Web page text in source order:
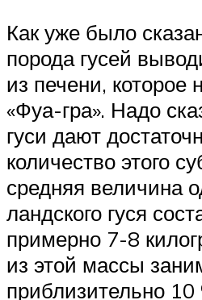
Как уже было
порода гусей
из печени, которое
«Фуа-гра». Надо
гуси дают
количество этого
средняя величина
ландского гуся
примерно 7-8
из этой массы
приблизительно 10